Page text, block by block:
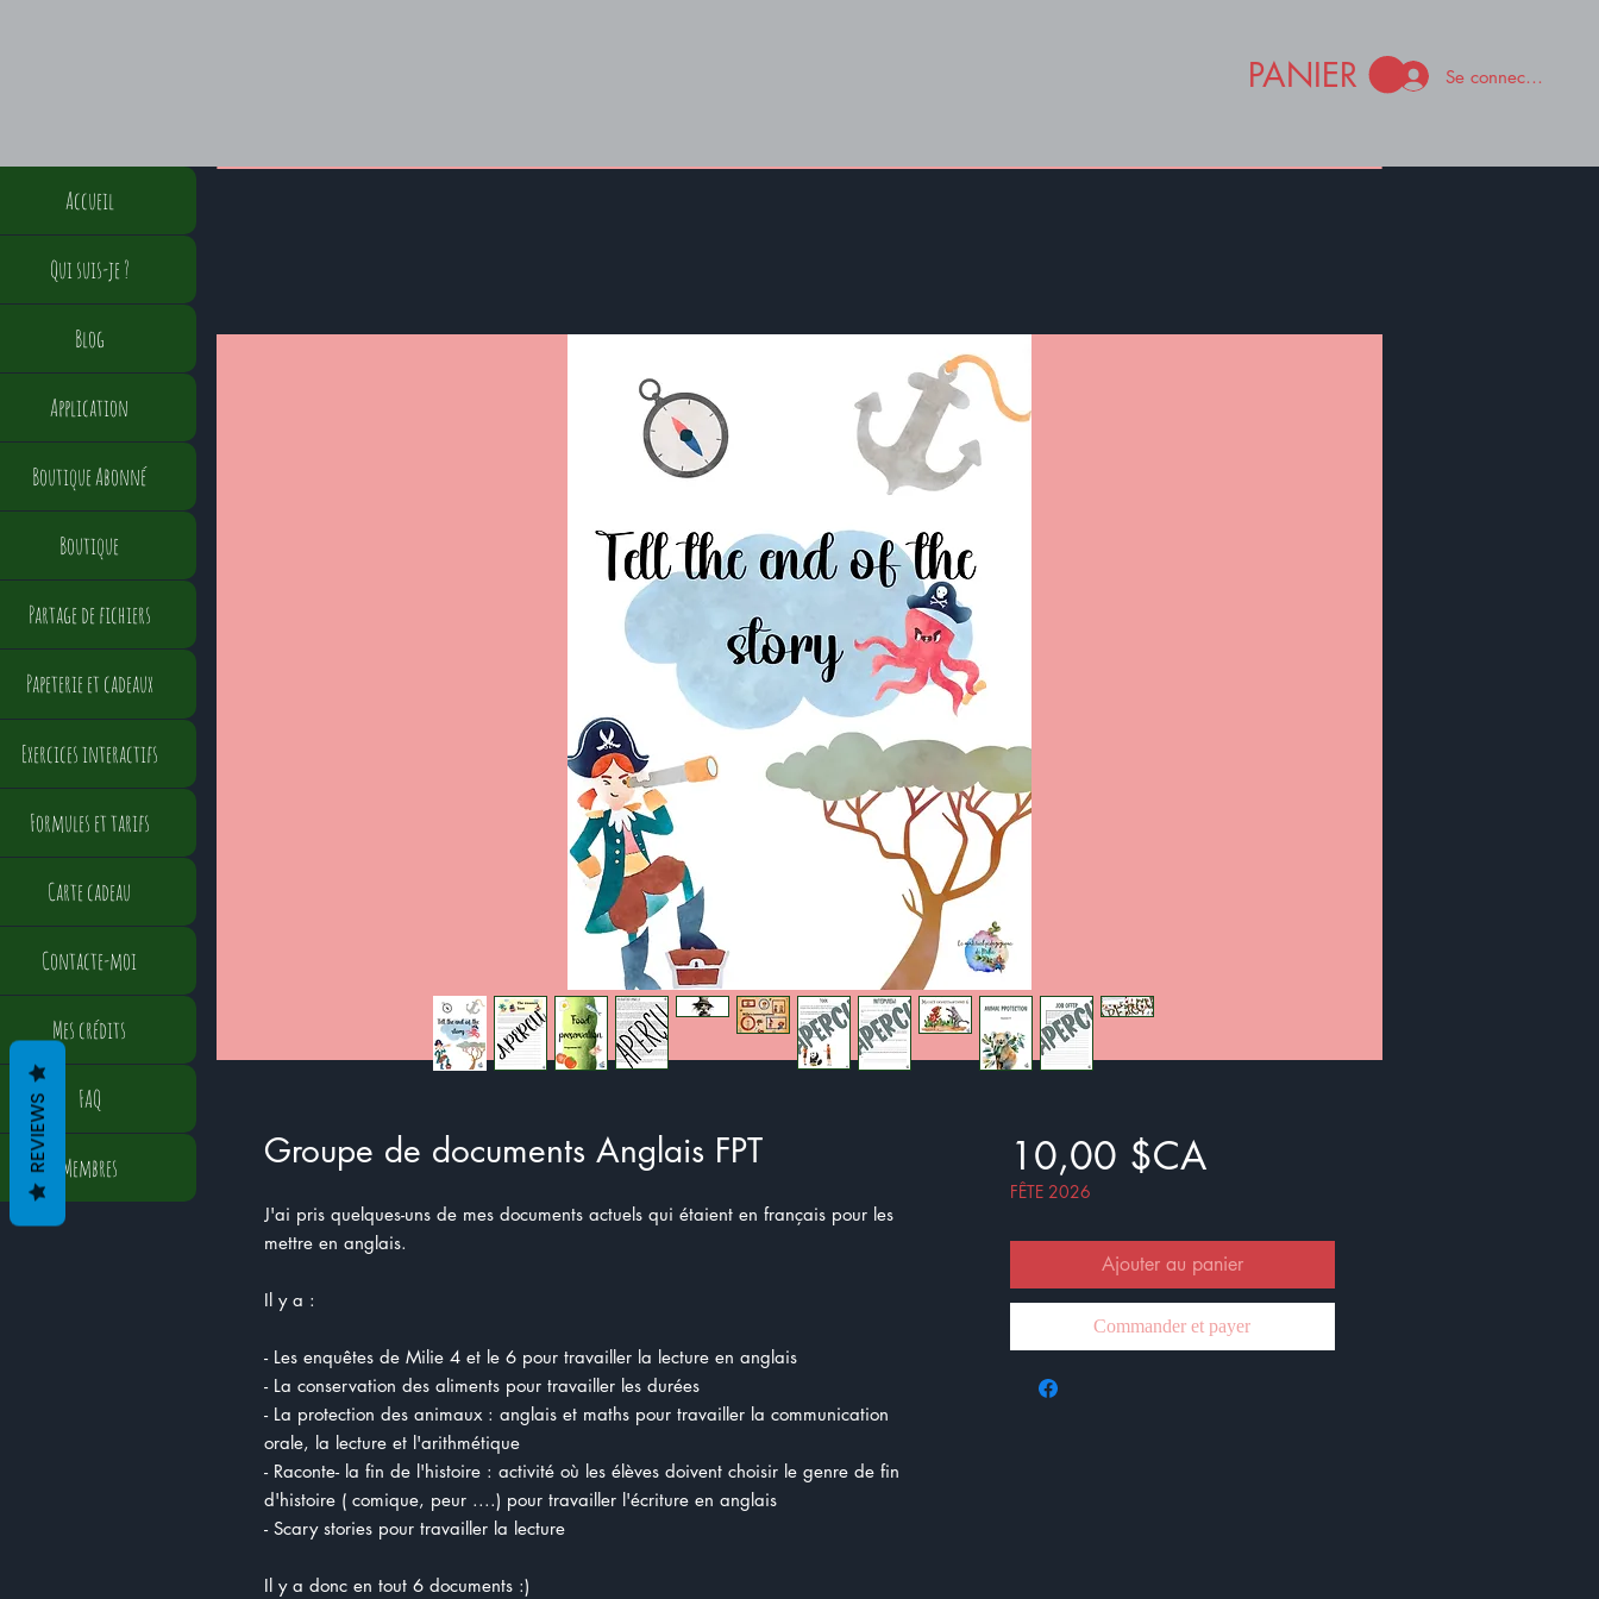
PANIER Se connecter
Groupe de documents Anglais FPT
J'ai pris quelques-uns de mes documents actuels qui étaient en français pour les
mettre en anglais.
Il y a :
- Les enquêtes de Milie 4 et le 6 pour travailler la lecture en anglais
- La conservation des aliments pour travailler les durées
- La protection des animaux : anglais et maths pour travailler la communication
orale, la lecture et l'arithmétique
- Raconte- la fin de l'histoire : activité où les élèves doivent choisir le genre de fin
d'histoire ( comique, peur ....) pour travailler l'écriture en anglais
- Scary stories pour travailler la lecture
Il y a donc en tout 6 documents :)
10,00 $CAPrix
FÊTE 2026
Ajouter au panier
Commander et payer
Accueil
Qui suis-je ?
Blog
Application
Boutique Abonné
Boutique
Partage de fichiers
Papeterie et cadeaux
Exercices interactifs
Formules et tarifs
Carte cadeau
Contacte-moi
Mes crédits
FAQ
Membres
REVIEWS